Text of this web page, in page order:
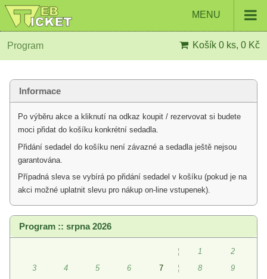
MENU
Program Košík 0 ks, 0 Kč
Informace
Po výběru akce a kliknutí na odkaz koupit / rezervovat si budete
moci přidat do košíku konkrétní sedadla.
Přidání sedadel do košíku není závazné a sedadla ještě nejsou
garantována.
Případná sleva se vybírá po přidání sedadel v košíku (pokud je na
akci možné uplatnit slevu pro nákup on-line vstupenek).
Program :: srpna 2026
¦ 1
2
3
4 5 6 7 ¦ 8
9